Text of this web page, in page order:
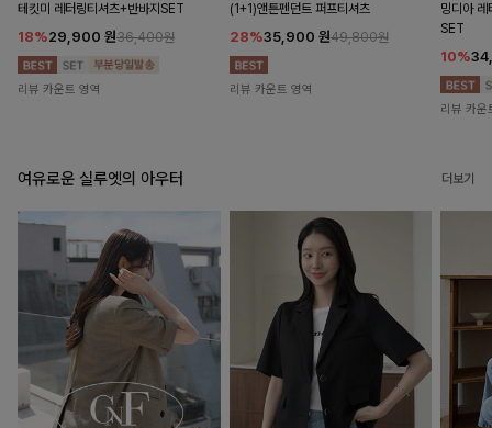
테킷미 레터링티셔츠+반바지SET
18%29,900 원36,400원
리뷰 카운트 영역
(1+1)앤튼펜던트 퍼프티셔츠
28%35,900 원49,800원
리뷰 카운트 영역
밍디아 레
SET
10%
리뷰 카운
여유로운 실루엣의 아우터 더보기